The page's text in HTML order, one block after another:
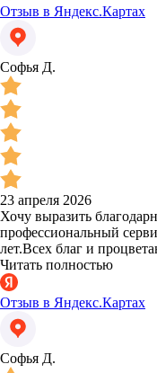
Отзыв в Яндекс.Картах
Софья Д.
23 апреля 2026
Хочу выразить
профессиональный
лет.Всех благ и
Читать полностью
Отзыв в Яндекс.Картах
Софья Д.